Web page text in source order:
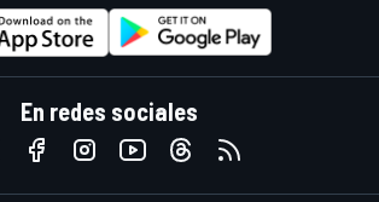
En redes sociales